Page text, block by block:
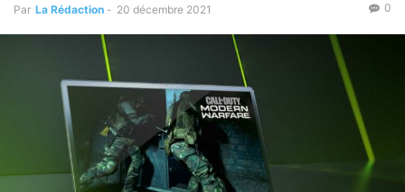
Par La Rédaction - 20 décembre 2021 0